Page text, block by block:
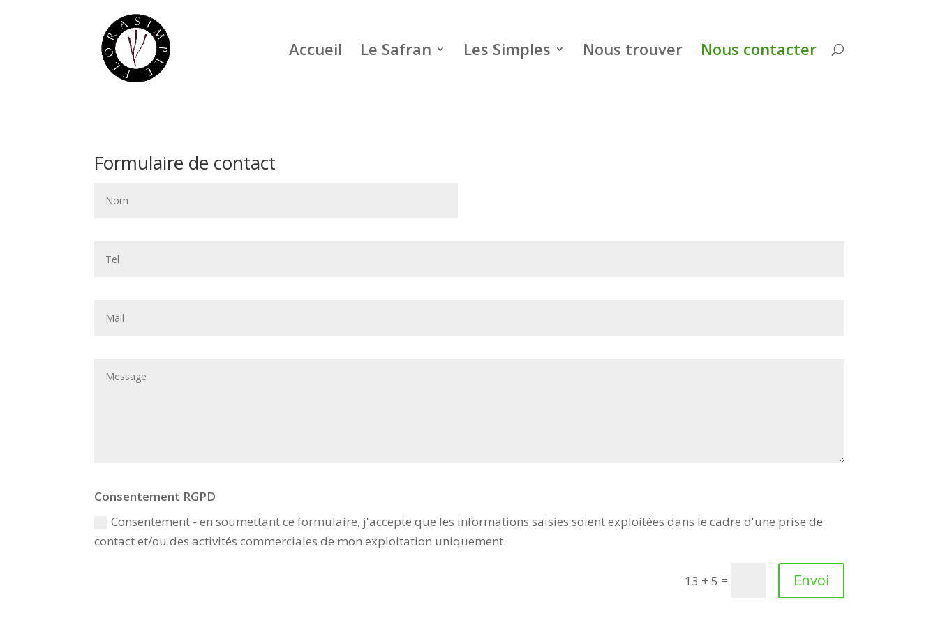
Accueil Le Safran Les Simples Nous trouver Nous contacter
Formulaire de contact
Consentement RGPD
Consentement - en soumettant ce formulaire, j'accepte que les informations saisies soient exploitées dans le cadre d'une prise de
contact et/ou des activités commerciales de mon exploitation uniquement.
13 + 5 = Envoi